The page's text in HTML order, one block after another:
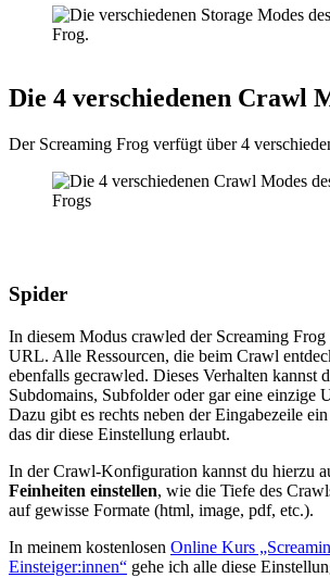
Die 4 verschiedenen Crawl
Der Screaming Frog verfügt über 4
Spider
In diesem Modus crawled der Screaming Frog
URL. Alle Ressourcen, die beim Crawl
ebenfalls gecrawled. Dieses Verhalten kannst
Subdomains, Subfolder oder gar eine einzige
Dazu gibt es rechts neben der Eingabezeile
das dir diese Einstellung erlaubt.
In der Crawl-Konfiguration kannst du hierzu
Feinheiten einstellen, wie die Tiefe des
auf gewisse Formate (html, image, pdf, etc.).
In meinem kostenlosen Online Kurs
Einsteiger:innen“ gehe ich alle diese